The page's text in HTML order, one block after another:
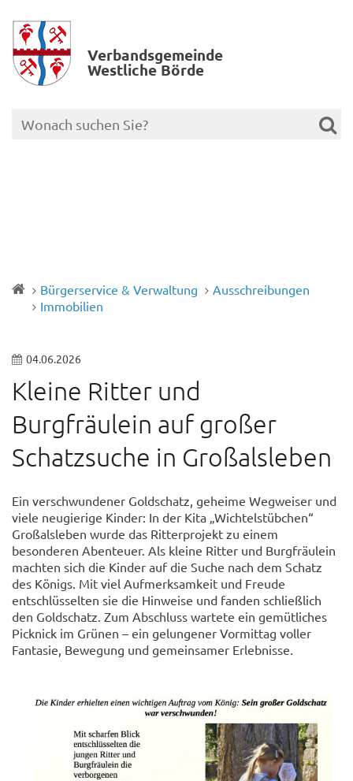
Verbands­gemeinde
Westliche Börde
Bürgerservice & Verwaltung
Ausschreibungen
Immobilien
04.06.2026
Kleine Ritter und
Burgfräulein auf großer
Schatzsuche in Großalsleben
Ein verschwundener Goldschatz, geheime Wegweiser und
viele neugierige Kinder: In der Kita „Wichtelstübchen“
Großalsleben wurde das Ritterprojekt zu einem
besonderen Abenteuer. Als kleine Ritter und Burgfräulein
machten sich die Kinder auf die Suche nach dem Schatz
des Königs. Mit viel Aufmerksamkeit und Freude
entschlüsselten sie die Hinweise und fanden schließlich
den Goldschatz. Zum Abschluss wartete ein gemütliches
Picknick im Grünen – ein gelungener Vormittag voller
Fantasie, Bewegung und gemeinsamer Erlebnisse.